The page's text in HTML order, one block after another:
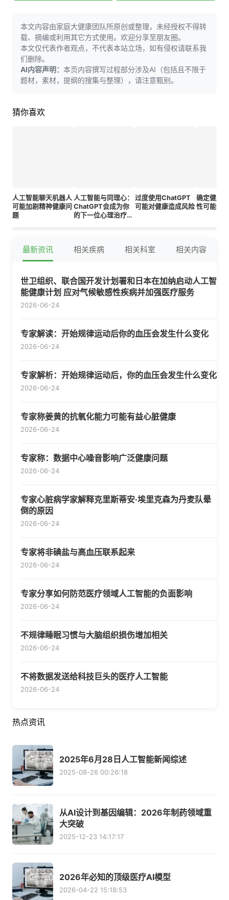
本文内容由家庭大健康团队所原创或整理，未经授权不得转
载、摘编或利用其它方式使用。欢迎分享至朋友圈。
本文仅代表作者观点，不代表本站立场，如有侵权请联系我
们删除。
AI内容声明： 本页内容撰写过程部分涉及AI（包括且不限于
题材，素材，提纲的搜集与整理），请注意甄别。
猜你喜欢
人工智能聊天机器人
可能加剧精神健康问
题
人工智能与同理心：
ChatGPT会成为你
的下一位心理治疗师
过度使用ChatGPT
可能对健康造成风险
确定健康
性可能很
最新资讯 相关疾病 相关科室 相关内容
世卫组织、联合国开发计划署和日本在加纳启动人工智
能健康计划 应对气候敏感性疾病并加强医疗服务
2026-06-24
专家解读：开始规律运动后你的血压会发生什么变化
2026-06-24
专家解析：开始规律运动后，你的血压会发生什么变化
2026-06-24
专家称姜黄的抗氧化能力可能有益心脏健康
2026-06-24
专家称：数据中心噪音影响广泛健康问题
2026-06-24
专家心脏病学家解释克里斯蒂安·埃里克森为丹麦队晕
倒的原因
2026-06-24
专家将非碘盐与高血压联系起来
2026-06-24
专家分享如何防范医疗领域人工智能的负面影响
2026-06-24
不规律睡眠习惯与大脑组织损伤增加相关
2026-06-24
不将数据发送给科技巨头的医疗人工智能
2026-06-24
热点资讯
2025年6月28日人工智能新闻综述
2025-08-26 00:26:18
从AI设计到基因编辑：2026年制药领域重
大突破
2025-12-23 14:17:17
2026年必知的顶级医疗AI模型
2026-04-22 15:18:53